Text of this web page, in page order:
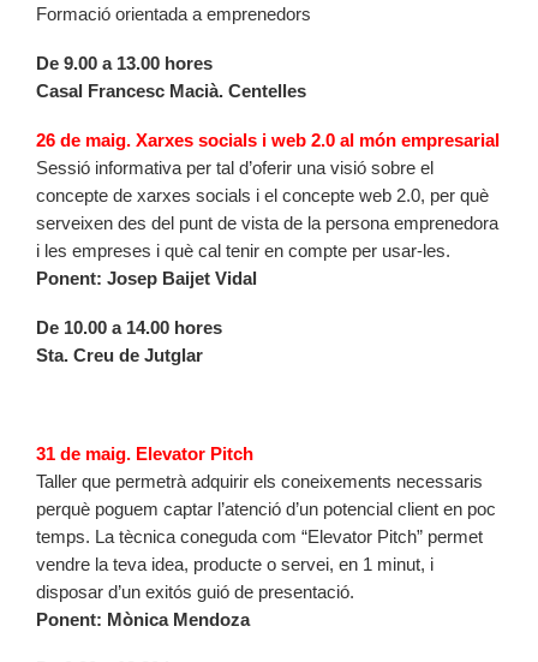
Formació orientada a emprenedors
De 9.00 a 13.00 hores
Casal Francesc Macià. Centelles
26 de maig. Xarxes socials i web 2.0 al món empresarial
Sessió informativa per tal d’oferir una visió sobre el
concepte de xarxes socials i el concepte web 2.0, per què
serveixen des del punt de vista de la persona emprenedora
i les empreses i què cal tenir en compte per usar-les.
Ponent: Josep Baijet Vidal
De 10.00 a 14.00 hores
Sta. Creu de Jutglar
31 de maig. Elevator Pitch
Taller que permetrà adquirir els coneixements necessaris
perquè poguem captar l’atenció d’un potencial client en poc
temps. La tècnica coneguda com “Elevator Pitch” permet
vendre la teva idea, producte o servei, en 1 minut, i
disposar d’un exitós guió de presentació.
Ponent: Mònica Mendoza